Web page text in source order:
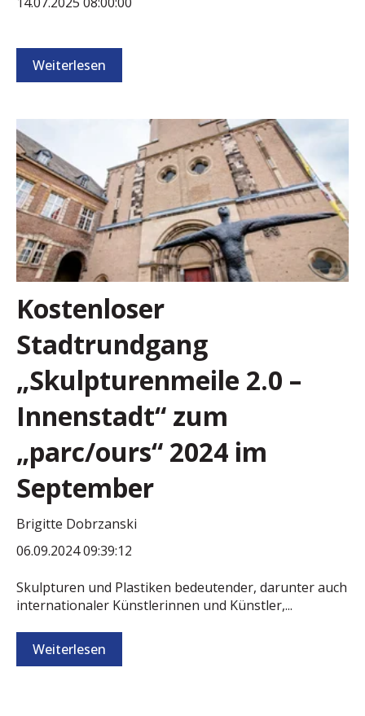
Weiterlesen
Kostenloser
Stadtrundgang
„Skulpturenmeile 2.0 –
Innenstadt“ zum
„parc/ours“ 2024 im
September
Brigitte Dobrzanski
06.09.2024 09:39:12
Skulpturen und Plastiken bedeutender, darunter auch
internationaler Künstlerinnen und Künstler,...
Weiterlesen